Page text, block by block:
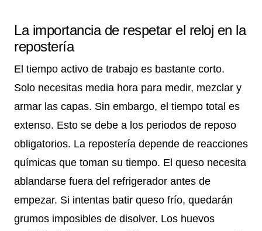
La importancia de respetar el reloj en la
repostería
El tiempo activo de trabajo es bastante corto.
Solo necesitas media hora para medir, mezclar y
armar las capas. Sin embargo, el tiempo total es
extenso. Esto se debe a los periodos de reposo
obligatorios. La repostería depende de reacciones
químicas que toman su tiempo. El queso necesita
ablandarse fuera del refrigerador antes de
empezar. Si intentas batir queso frío, quedarán
grumos imposibles de disolver. Los huevos